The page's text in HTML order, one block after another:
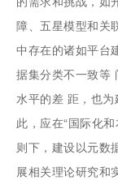
障、五星模型和关
中存在的诸如平台
据集分类不一致等
水平的差 距，也
此，应在“国际化
则下，建设以元数
展相关理论研究和